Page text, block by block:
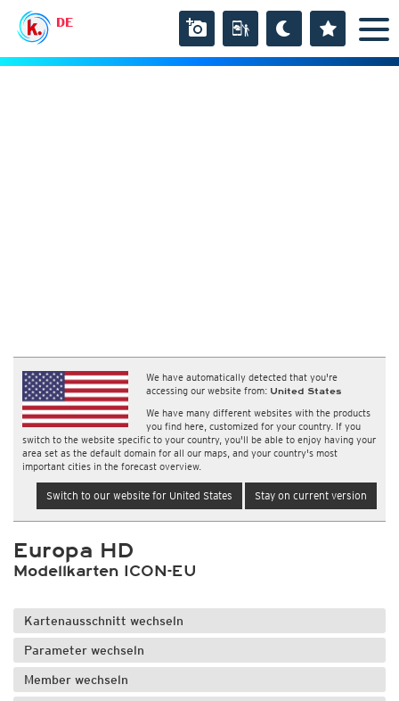
DE
We have automatically detected that you're
accessing our website from: United States
We have many different websites with the products
you find here, customized for your country. If you
switch to the website specific to your country, you'll be able to enjoy having your
area set as the default domain for all our maps, and your country's most
important cities in the forecast overview.
Switch to our website for United States Stay on current version
Europa HD
Modellkarten ICON-EU
Kartenausschnitt wechseln
Parameter wechseln
Member wechseln